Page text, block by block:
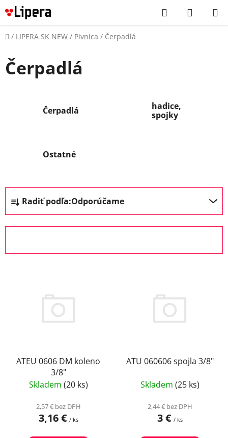
Prejsť
na
obsah
Hľadať
KOŠÍK
Domov
/ LIPERA SK NEW / Pivnica / Čerpadlá
Čerpadlá
Čerpadlá
hadice,
spojky
Ostatné
R
a
d
Radiť podľa:Odporúčame
ATEU 0606 DM koleno
3/8"
Skladem (20 ks)
2,57 € bez DPH
3,16 € / ks
ATU 060606 spojla 3/8"
Skladem (25 ks)
2,44 € bez DPH
3 € / ks